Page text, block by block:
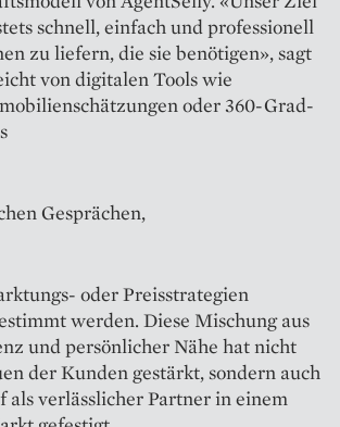
schnell, einfach und professionell
zu liefern, die sie benötigen», sagt
von digitalen Tools wie
oder 360-Grad-
Gesprächen,
oder Preisstrategien
werden. Diese Mischung aus
und persönlicher Nähe hat nicht
der Kunden gestärkt, sondern auch
als verlässlicher Partner in einem